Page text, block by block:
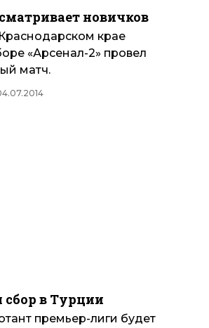
новичков
крае
«Арсенал-2» провел
матч.
сбор в Турции
премьер-лиги будет